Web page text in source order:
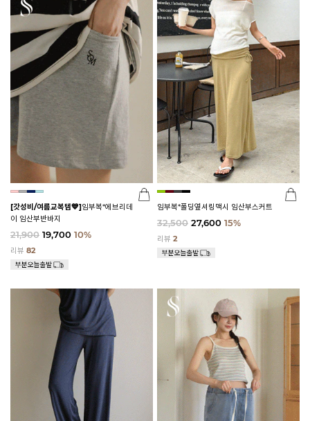
[갓성비/여름교복템💙]임부복*에브리데
이 임산부반바지
21,900 19,700 10%
리뷰 82
임부복*폴딩옆셔링맥시 임산부스커트
32,500 27,600 15%
리뷰 2